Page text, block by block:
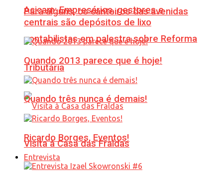
Acicam: Empresários, gestores e
contabilistas em palestra sobre Reforma
Tributária
Visita à Casa das Fraldas
Para alguns, os canteiros das avenidas
centrais são depósitos de lixo
Quando 2013 parece que é hoje!
Quando três nunca é demais!
Ricardo Borges, Eventos!
Entrevista